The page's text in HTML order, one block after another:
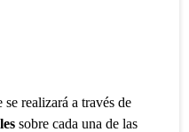
realizará a través de
sobre cada una de las